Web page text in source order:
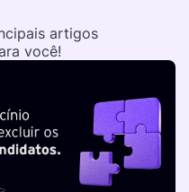
artigos
você!